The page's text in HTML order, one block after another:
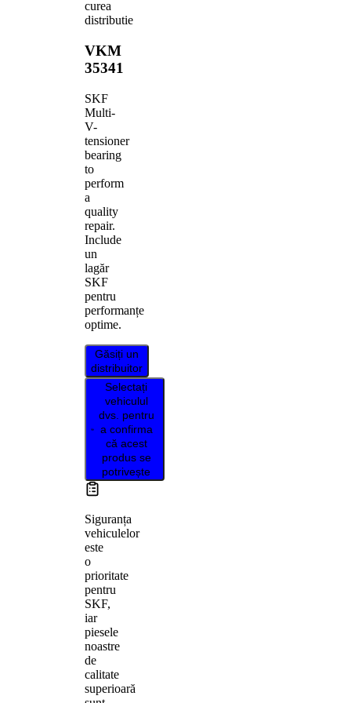
curea
distributie
VKM
35341
SKF
Multi-
V-
tensioner
bearing
to
perform
a
quality
repair.
Include
un
lagăr
SKF
pentru
performanțe
optime.
Găsiți un
distribuitor
Selectați
vehiculul
dvs. pentru
a confirma
că acest
produs se
potrivește
Siguranța
vehiculelor
este
o
prioritate
pentru
SKF,
iar
piesele
noastre
de
calitate
superioară